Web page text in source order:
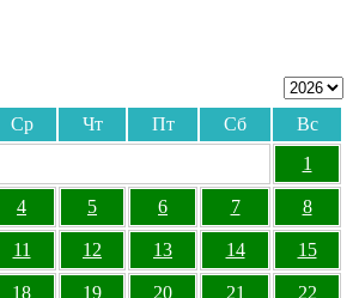
Ср Чт Пт Сб
Вс
1
4 5 6 7 8
11 12 13 14 15
18 19 20 21 22